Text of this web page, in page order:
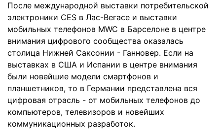
После международной выставки потребительской
электроники CES в Лас-Вегасе и выставки
мобильных телефонов MWC в Барселоне в центре
внимания цифрового сообщества оказалась
столица Нижней Саксонии - Ганновер. Если на
выставках в США и Испании в центре внимания
были новейшие модели смартфонов и
планшетников, то в Германии представлена вся
цифровая отрасль - от мобильных телефонов до
компьютеров, телевизоров и новейших
коммуникационных разработок.